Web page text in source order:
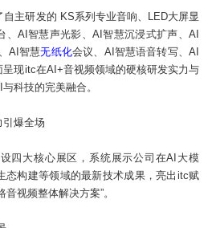
自主研发的 KS系列专业音响、LED大屏显
、AI智慧声光影、AI智慧沉浸式扩声、AI
AI智慧无纸化会议、AI智慧语音转写、AI
现itc在AI+音视频领域的硬核研发实力与
科技的完美融合。
引爆全场
四大核心展区，系统展示公司在AI大模
态构建等领域的最新技术成果，亮出itc赋
视频整体解决方案”。